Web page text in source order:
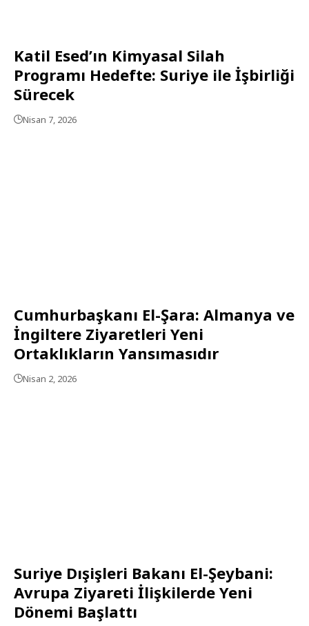
Katil Esed’ın Kimyasal Silah
Programı Hedefte: Suriye ile İşbirliği
Sürecek
Nisan 7, 2026
Cumhurbaşkanı El-Şara: Almanya ve
İngiltere Ziyaretleri Yeni
Ortaklıkların Yansımasıdır
Nisan 2, 2026
Suriye Dışişleri Bakanı El-Şeybani:
Avrupa Ziyareti İlişkilerde Yeni
Dönemi Başlattı